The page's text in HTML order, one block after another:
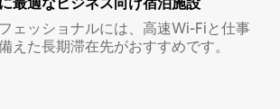
ェッショナルには、高速Wi-Fiと仕事
えた長期滞在先がおすすめです。